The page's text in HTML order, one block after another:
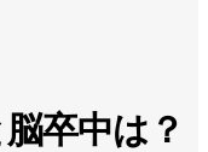
卒中は？